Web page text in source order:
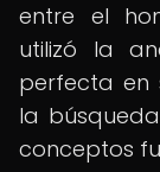
entre el
utilizó la
perfecta en
la
conceptos